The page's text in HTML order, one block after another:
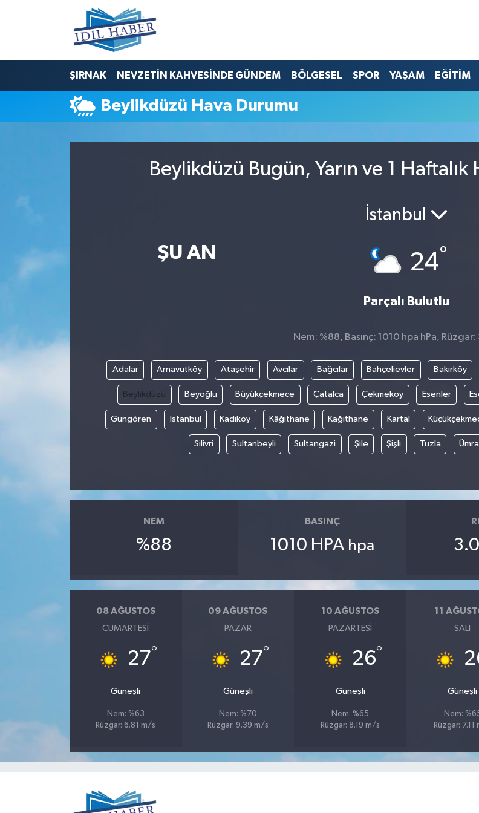
ŞIRNAK NEVZETİN KAHVESİNDE GÜNDEM BÖLGESEL SPOR YAŞAM EĞİTİM
Beylikdüzü Hava Durumu
Beylikdüzü Bugün, Yarın ve 1
ŞU AN
İstanbul
24°
Parçalı Bulutlu
Nem: %88, Basınç: 1010 hpa hPa,
Adalar Arnavutköy Ataşehir Avcılar Bağcılar Bahçelievler Bakırköy
Beylikdüzü Beyoğlu Büyükçekmece Çatalca Çekmeköy Esenler
Güngören Istanbul Kadıköy Kâğıthane Kağıthane Kartal
Silivri Sultanbeyli Sultangazi Şile Şişli Tuzla
NEM
%88
BASINÇ
1010 HPA hpa
08 AĞUSTOS
CUMARTESI
27°
Güneşli
Nem: %63
Rüzgar: 6.81 m/s
09 AĞUSTOS
PAZAR
27°
Güneşli
Nem: %70
Rüzgar: 9.39 m/s
10 AĞUSTOS
PAZARTESI
26°
Güneşli
Nem: %65
Rüzgar: 8.19 m/s
11
SALI
Güneşli
Nem:
Rüzgar: 7.11
Nöbetçi Eczaneler
Hava Durumu
Trafik Durumu